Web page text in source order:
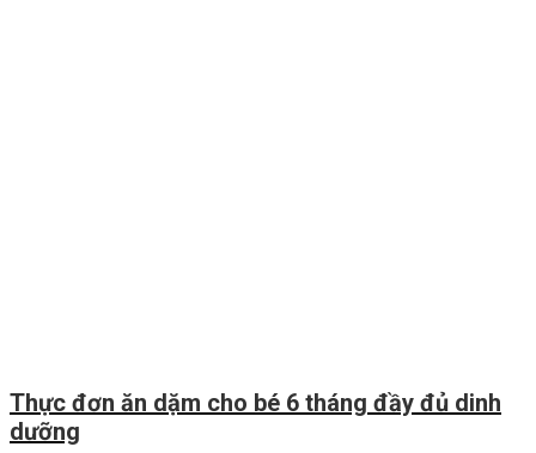
Thực đơn ăn dặm cho bé 6 tháng đầy đủ dinh
dưỡng